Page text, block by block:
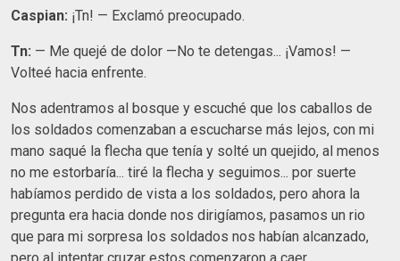
Caspian: ¡Tn! — Exclamó preocupado.
Tn: — Me quejé de dolor —No te detengas... ¡Vamos! —
Volteé hacia enfrente.
Nos adentramos al bosque y escuché que los caballos de
los soldados comenzaban a escucharse más lejos, con mi
mano saqué la flecha que tenía y solté un quejido, al menos
no me estorbaría... tiré la flecha y seguimos... por suerte
habíamos perdido de vista a los soldados, pero ahora la
pregunta era hacia donde nos dirigíamos, pasamos un rio
que para mi sorpresa los soldados nos habían alcanzado,
pero al intentar cruzar estos comenzaron a caer.